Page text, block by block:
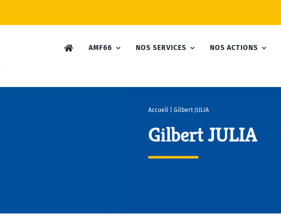
AMF66 NOS SERVICES NOS ACTIONS
Accueil| Gilbert JULIA
Gilbert JULIA